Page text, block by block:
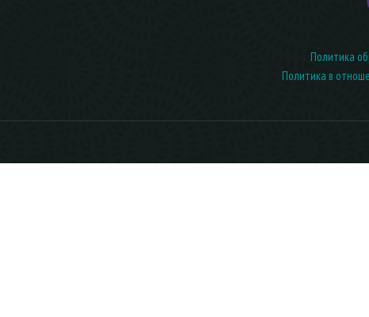
Политика
Политика в